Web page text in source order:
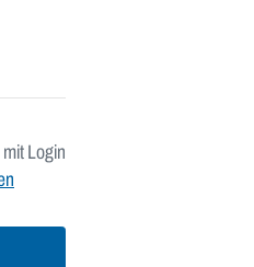
Login